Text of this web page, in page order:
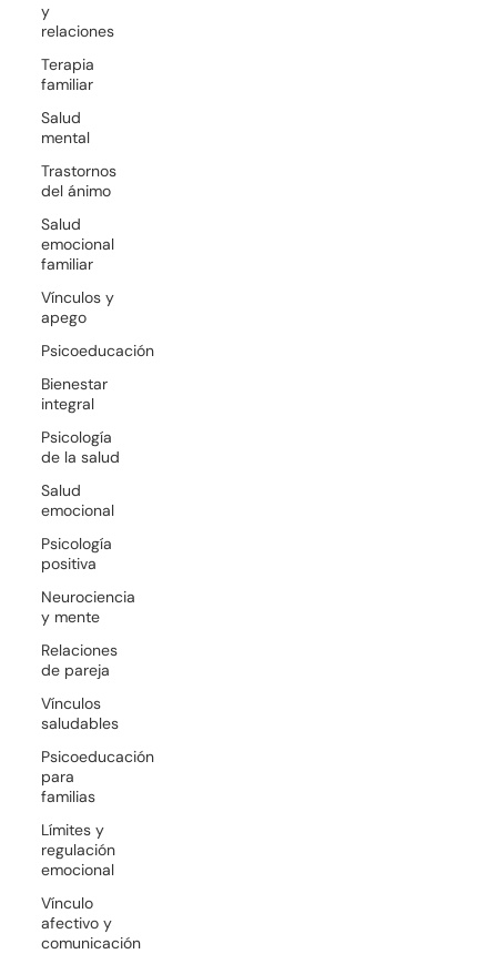
y
relaciones
Terapia
familiar
Salud
mental
Trastornos
del ánimo
Salud
emocional
familiar
Vínculos y
apego
Psicoeducación
Bienestar
integral
Psicología
de la salud
Salud
emocional
Psicología
positiva
Neurociencia
y mente
Relaciones
de pareja
Vínculos
saludables
Psicoeducación
para
familias
Límites y
regulación
emocional
Vínculo
afectivo y
comunicación